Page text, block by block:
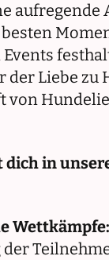
aufregende
der Liebe zu
von
dich in
Wettkämpfe: